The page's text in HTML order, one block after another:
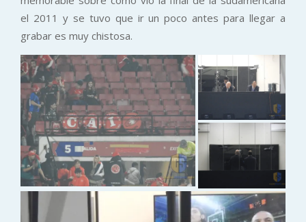
el 2011 y se tuvo que ir un poco antes para llegar a
grabar es muy chistosa.